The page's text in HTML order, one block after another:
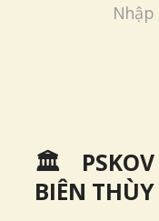
🏛️ PSKOV
BIÊN